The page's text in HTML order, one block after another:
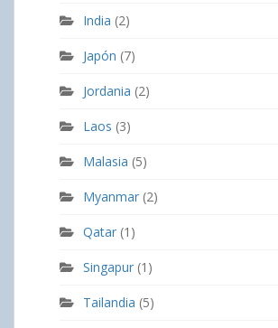
India (2)
Japón (7)
Jordania (2)
Laos (3)
Malasia (5)
Myanmar (2)
Qatar (1)
Singapur (1)
Tailandia (5)